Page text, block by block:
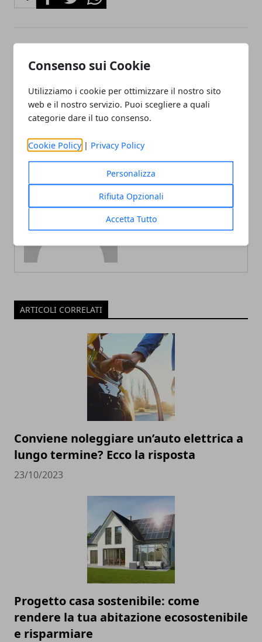
Consenso sui Cookie
Utilizziamo i cookie per ottimizzare il nostro sito
web e il nostro servizio. Puoi scegliere a quali
categorie dare il tuo consenso.
Cookie Policy | Privacy Policy
Personalizza
Rifiuta Opzionali
Accetta Tutto
Inquinamento marino:
capodoglio con 6 kg di
plastica nello stomaco
Redazione
ARTICOLI CORRELATI
Conviene noleggiare un’auto elettrica a
lungo termine? Ecco la risposta
23/10/2023
Progetto casa sostenibile: come
rendere la tua abitazione ecosostenibile
e risparmiare